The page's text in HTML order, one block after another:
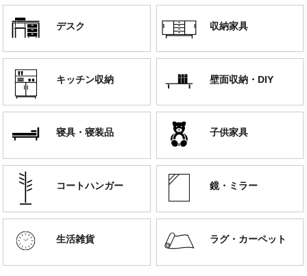
デスク 収納家具
キッチン収納 壁面収納・DIY
寝具・寝装品 子供家具
コートハンガー 鏡・ミラー
生活雑貨 ラグ・カーペット